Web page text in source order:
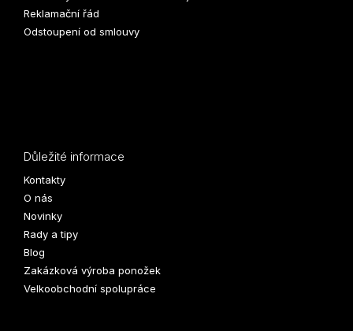
Reklamační řád
Odstoupení od smlouvy
Důležité informace
Kontakty
O nás
Novinky
Rady a tipy
Blog
Zakázková výroba ponožek
Velkoobchodní spolupráce